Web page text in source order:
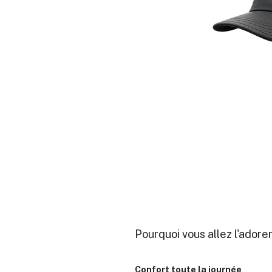
Pourquoi vous allez l'adorer
Confort toute la journée